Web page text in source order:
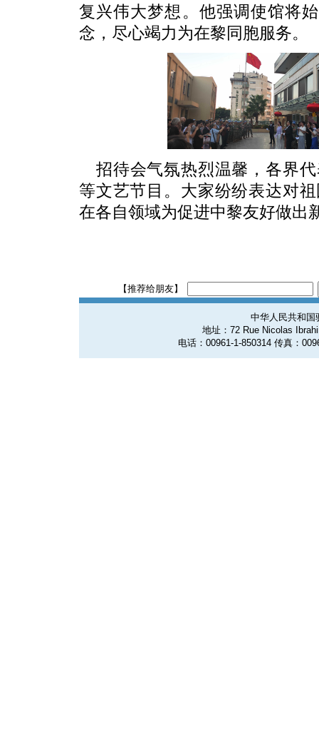
复兴伟大梦想。他强调使馆将
念，尽心竭力为在黎同胞服务。
招待会气氛热烈温馨，各界
等文艺节目。大家纷纷表达对
在各自领域为促进中黎友好做出
【推荐给朋友】
中华人民共和国
地址：72 Rue Nicolas
电话：00961-1-850314 传真：